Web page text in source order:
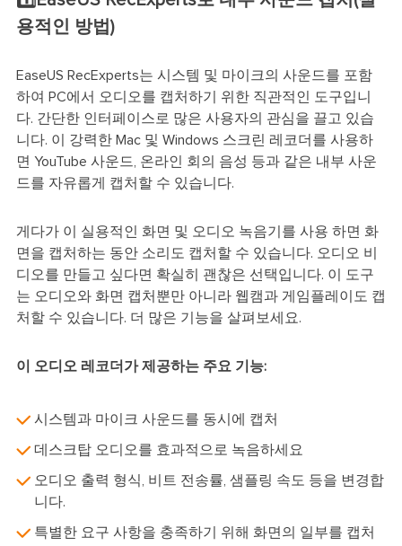
용적인 방법)
EaseUS RecExperts는 시스템 및 마이크의 사운드를 포함
하여 PC에서 오디오를 캡처하기 위한 직관적인 도구입니
다. 간단한 인터페이스로 많은 사용자의 관심을 끌고 있습
니다. 이 강력한 Mac 및 Windows 스크린 레코더를 사용하
면 YouTube 사운드, 온라인 회의 음성 등과 같은 내부 사운
드를 자유롭게 캡처할 수 있습니다.
게다가 이 실용적인 화면 및 오디오 녹음기를 사용 하면 화
면을 캡처하는 동안 소리도 캡처할 수 있습니다. 오디오 비
디오를 만들고 싶다면 확실히 괜찮은 선택입니다. 이 도구
는 오디오와 화면 캡처뿐만 아니라 웹캠과 게임플레이도 캡
처할 수 있습니다. 더 많은 기능을 살펴보세요.
이 오디오 레코더가 제공하는 주요 기능:
시스템과 마이크 사운드를 동시에 캡처
데스크탑 오디오를 효과적으로 녹음하세요
오디오 출력 형식, 비트 전송률, 샘플링 속도 등을 변경합
니다.
특별한 요구 사항을 충족하기 위해 화면의 일부를 캡처